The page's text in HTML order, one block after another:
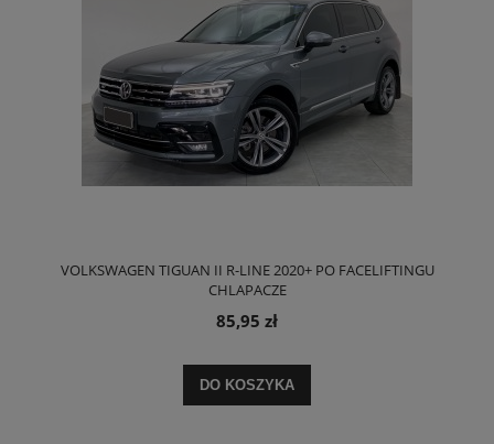
VOLKSWAGEN TIGUAN II R-LINE 2020+ PO FACELIFTINGU
CHLAPACZE
85,95 zł
DO KOSZYKA